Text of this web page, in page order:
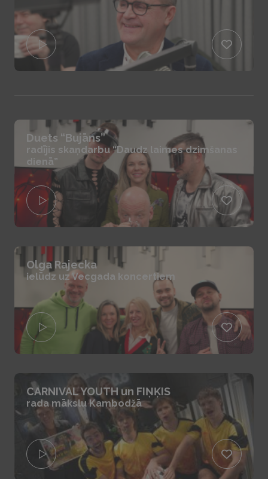
Duets “Bujāns”
radījis skaņdarbu “Daudz laimes dzimšanas
dienā”
Olga Rajecka
ielūdz uz Vecgada koncertiem
CARNIVAL YOUTH un FIŅĶIS
rada mākslu Kambodžā